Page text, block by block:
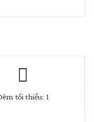
tối thiểu: 1